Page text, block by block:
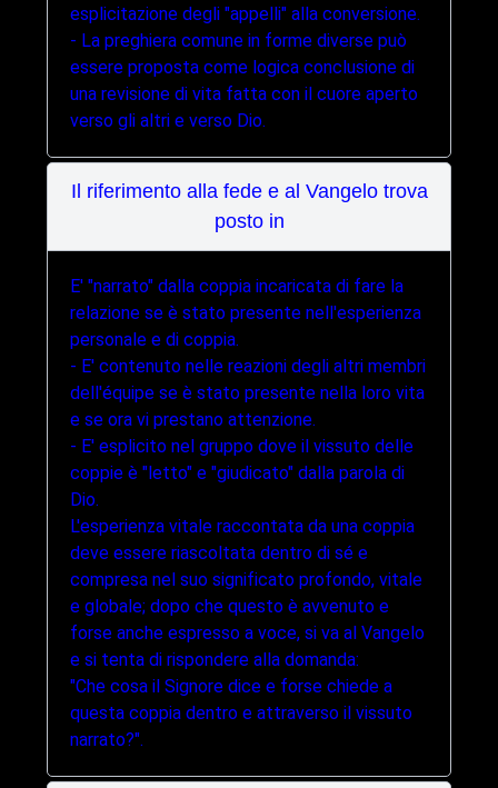
esplicitazione degli "appelli" alla conversione.
- La preghiera comune in forme diverse può
essere proposta come logica conclusione di
una revisione di vita fatta con il cuore aperto
verso gli altri e verso Dio.
Il riferimento alla fede e al Vangelo trova
posto in
E' "narrato" dalla coppia incaricata di fare la
relazione se è stato presente nell'esperienza
personale e di coppia.
- E' contenuto nelle reazioni degli altri membri
dell'équipe se è stato presente nella loro vita
e se ora vi prestano attenzione.
- E' esplicito nel gruppo dove il vissuto delle
coppie è "letto" e "giudicato" dalla parola di
Dio.
L'esperienza vitale raccontata da una coppia
deve essere riascoltata dentro di sé e
compresa nel suo significato profondo, vitale
e globale; dopo che questo è avvenuto e
forse anche espresso a voce, si va al Vangelo
e si tenta di rispondere alla domanda:
"Che cosa il Signore dice e forse chiede a
questa coppia dentro e attraverso il vissuto
narrato?".